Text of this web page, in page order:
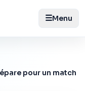
☰Menu
pour un match